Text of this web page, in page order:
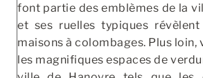
font partie des emblèmes de la
et ses ruelles typiques
maisons à colombages. Plus loin,
les magnifiques espaces de